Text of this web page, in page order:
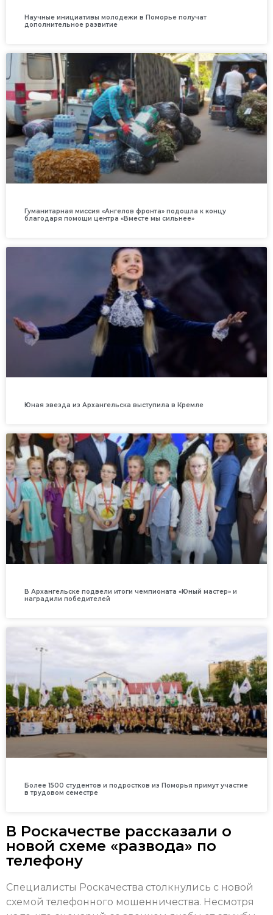
Научные инициативы молодежи в Поморье получат
дополнительное развитие
Гуманитарная миссия «Ангелов фронта» подошла к концу
благодаря помощи центра «Вместе мы сильнее»
Юная звезда из Архангельска выступила в Кремле
В Архангельске подвели итоги чемпионата «Юный мастер» и
наградили победителей
Более 1500 студентов и подростков из Поморья примут участие
в трудовом семестре
В Роскачестве рассказали о
новой схеме «развода» по
телефону
Специалисты Роскачества столкнулись с новой
схемой телефонного мошенничества. Несмотря